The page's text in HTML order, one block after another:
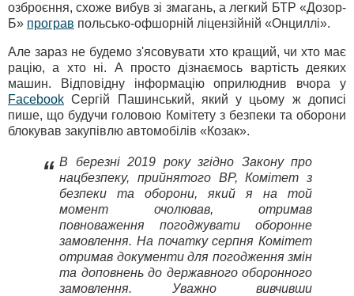
озброєння, схоже вибув зі змагань, а легкий БТР «Дозор-
Б» програв польсько-офшорній ліцензійній «Онциллі».
Але зараз не будемо з'ясовувати хто кращий, чи хто має
рацію, а хто ні. А просто дізнаємось вартість деяких
машин. Відповідну інформацію оприлюднив вчора у
Facebook Сергій Пашинський, який у цьому ж дописі
пише, що будучи головою Комітету з безпеки та оборони
блокував закупівлю автомобілів «Козак».
“ В березні 2019 року згідно Закону про
нацбезпеку, прийнятого ВР, Комітет з
безпеки та оборони, який я на той
момент очолював, отримав
повноваження погоджувати оборонне
замовлення. На початку серпня Комітет
отримав документи для погодження змін
та доповнень до державного оборонного
замовлення. Уважно вивчивши